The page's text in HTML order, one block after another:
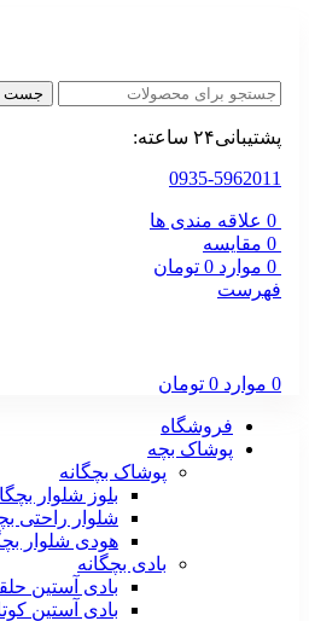
جست
پشتیبانی۲۴ ساعته:
0935-5962011
0 علاقه مندی ها
0 مقایسه
0 موارد 0 تومان
فهرست
0 موارد 0 تومان
فروشگاه
پوشاک بچه
پوشاک بچگانه
بلوز شلوار
شلوار راحتی
هودی شلوار
بادی بچگانه
بادی آستین
بادی آستین